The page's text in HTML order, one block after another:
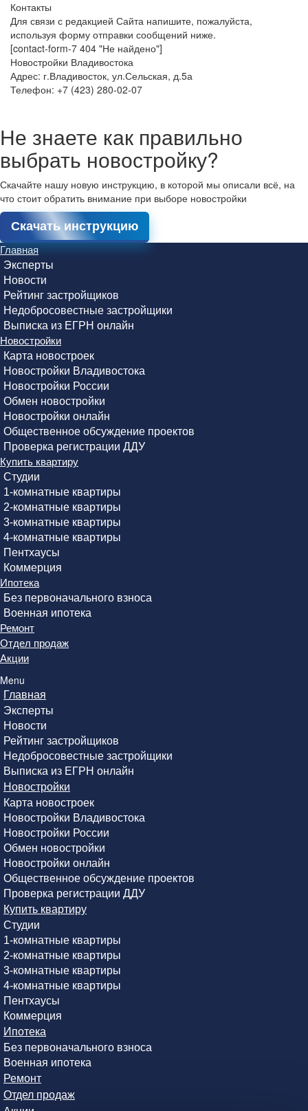
Контакты
Для связи с редакцией Сайта напишите, пожалуйста,
используя форму отправки сообщений ниже.
[contact-form-7 404 "Не найдено"]
Новостройки Владивостока
Адрес: г.Владивосток, ул.Сельская, д.5а
Телефон: +7 (423) 280-02-07
Не знаете как правильно
выбрать новостройку?
Скачайте нашу новую инструкцию, в которой мы описали всё, на
что стоит обратить внимание при выборе новостройки
Скачать инструкцию
Главная
Эксперты
Новости
Рейтинг застройщиков
Недобросовестные застройщики
Выписка из ЕГРН онлайн
Новостройки
Карта новостроек
Новостройки Владивостока
Новостройки России
Обмен новостройки
Новостройки онлайн
Общественное обсуждение проектов
Проверка регистрации ДДУ
Купить квартиру
Студии
1-комнатные квартиры
2-комнатные квартиры
3-комнатные квартиры
4-комнатные квартиры
Пентхаусы
Коммерция
Ипотека
Без первоначального взноса
Военная ипотека
Ремонт
Отдел продаж
Акции
Menu
Главная
Эксперты
Новости
Рейтинг застройщиков
Недобросовестные застройщики
Выписка из ЕГРН онлайн
Новостройки
Карта новостроек
Новостройки Владивостока
Новостройки России
Обмен новостройки
Новостройки онлайн
Общественное обсуждение проектов
Проверка регистрации ДДУ
Купить квартиру
Студии
1-комнатные квартиры
2-комнатные квартиры
3-комнатные квартиры
4-комнатные квартиры
Пентхаусы
Коммерция
Ипотека
Без первоначального взноса
Военная ипотека
Ремонт
Отдел продаж